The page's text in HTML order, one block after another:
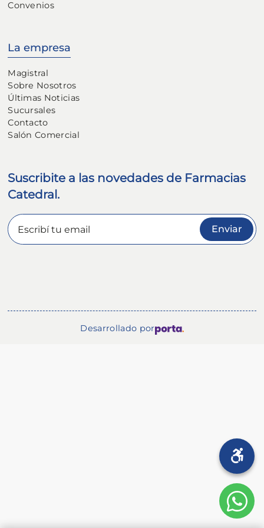
Convenios
La empresa
Magistral
Sobre Nosotros
Últimas Noticias
Sucursales
Contacto
Salón Comercial
Suscribite a las novedades de Farmacias
Catedral.
Enviar
Desarrollado por